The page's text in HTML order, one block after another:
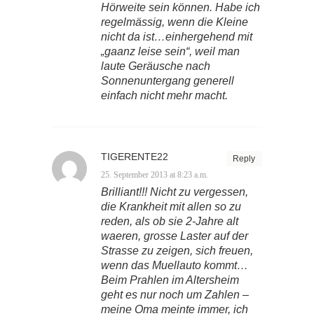
Hörweite sein können. Habe ich
regelmässig, wenn die Kleine
nicht da ist…einhergehend mit
„gaanz leise sein“, weil man
laute Geräusche nach
Sonnenuntergang generell
einfach nicht mehr macht.
Reply
TIGERENTE22
25. September 2013 at 8:23 a.m.
Brilliant!!! Nicht zu vergessen,
die Krankheit mit allen so zu
reden, als ob sie 2-Jahre alt
waeren, grosse Laster auf der
Strasse zu zeigen, sich freuen,
wenn das Muellauto kommt…
Beim Prahlen im Altersheim
geht es nur noch um Zahlen –
meine Oma meinte immer, ich